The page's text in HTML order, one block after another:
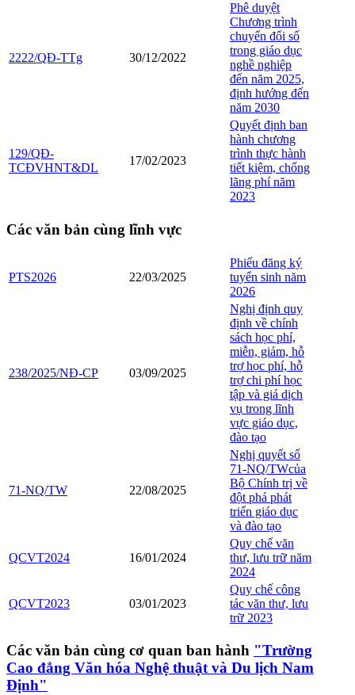
2222/QĐ-TTg 30/12/2022
Phê duyệt
Chương trình
chuyển đổi số
trong giáo dục
nghề nghiệp
đến năm 2025,
định hướng đến
năm 2030
129/QĐ-
TCĐVHNT&DL
17/02/2023
Quyết định ban
hành chương
trình thực hành
tiết kiệm, chống
lãng phí năm
2023
Các văn bản cùng lĩnh vực
PTS2026 22/03/2025
Phiếu đăng ký
tuyển sinh năm
2026
238/2025/NĐ-CP 03/09/2025
Nghị định quy
định về chính
sách học phí,
miễn, giảm, hỗ
trợ học phí, hỗ
trợ chi phí học
tập và giá dịch
vụ trong lĩnh
vực giáo dục,
đào tạo
71-NQ/TW 22/08/2025
Nghị quyết số
71-NQ/TWcủa
Bộ Chính trị về
đột phá phát
triển giáo dục
và đào tạo
QCVT2024 16/01/2024
Quy chế văn
thư, lưu trữ năm
2024
QCVT2023 03/01/2023
Quy chế công
tác văn thư, lưu
trữ 2023
Các văn bản cùng cơ quan ban hành "Trường
Cao đẳng Văn hóa Nghệ thuật và Du lịch Nam
Định"